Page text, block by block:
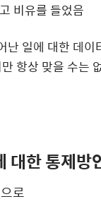
비유를 들었음
난 일에 대한 데
항상 맞을 수는
대한 통제방
로